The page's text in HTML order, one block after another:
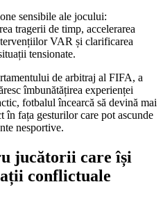
sensibile ale jocului:
tragerii de timp, accelerarea
VAR și clarificarea
tensionate.
de arbitraj al FIFA, a
îmbunătățirea experienței
fotbalul încearcă să devină mai
în fața gesturilor care pot ascunde
nesportive.
jucătorii care își
conflictuale